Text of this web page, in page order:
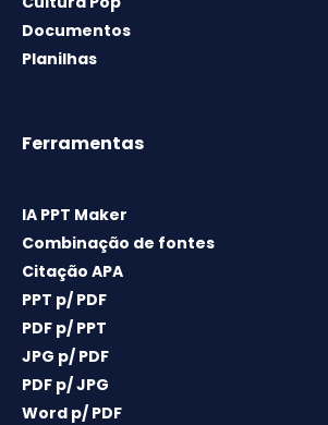
Documentos
Planilhas
Ferramentas
IA PPT Maker
Combinação de fontes
Citação APA
PPT p/ PDF
PDF p/ PPT
JPG p/ PDF
PDF p/ JPG
Word p/ PDF